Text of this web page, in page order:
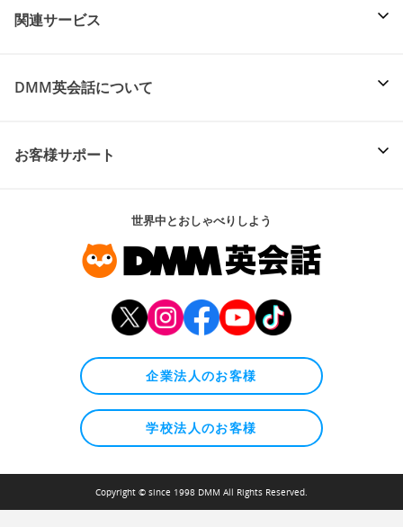
関連サービス
DMM英会話について
お客様サポート
世界中とおしゃべりしよう
企業法人のお客様
学校法人のお客様
Copyright © since 1998 DMM All Rights Reserved.